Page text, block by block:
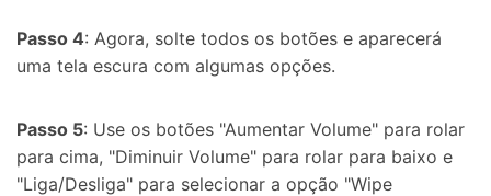
Passo 4: Agora, solte todos os botões e aparecerá
uma tela escura com algumas opções.
Passo 5: Use os botões "Aumentar Volume" para rolar
para cima, "Diminuir Volume" para rolar para baixo e
"Liga/Desliga" para selecionar a opção "Wipe